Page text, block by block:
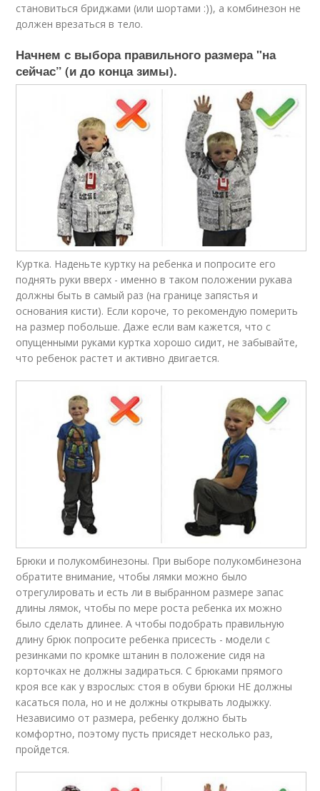
становиться бриджами (или шортами :)), а комбинезон не
должен врезаться в тело.
Начнем с выбора правильного размера "на
сейчас” (и до конца зимы).
Куртка. Наденьте куртку на ребенка и попросите его
поднять руки вверх - именно в таком положении рукава
должны быть в самый раз (на границе запястья и
основания кисти). Если короче, то рекомендую померить
на размер побольше. Даже если вам кажется, что с
опущенными руками куртка хорошо сидит, не забывайте,
что ребенок растет и активно двигается.
Брюки и полукомбинезоны. При выборе полукомбинезона
обратите внимание, чтобы лямки можно было
отрегулировать и есть ли в выбранном размере запас
длины лямок, чтобы по мере роста ребенка их можно
было сделать длинее. А чтобы подобрать правильную
длину брюк попросите ребенка присесть - модели с
резинками по кромке штанин в положение сидя на
корточках не должны задираться. С брюками прямого
кроя все как у взрослых: стоя в обуви брюки НЕ должны
касаться пола, но и не должны открывать лодыжку.
Независимо от размера, ребенку должно быть
комфортно, поэтому пусть присядет несколько раз,
пройдется.